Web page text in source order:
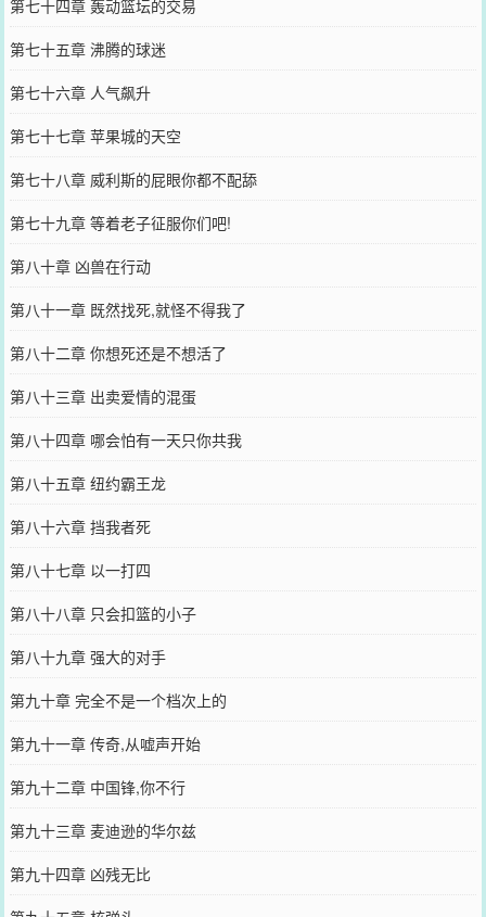
第七十四章 轰动篮坛的交易
第七十五章 沸腾的球迷
第七十六章 人气飙升
第七十七章 苹果城的天空
第七十八章 威利斯的屁眼你都不配舔
第七十九章 等着老子征服你们吧!
第八十章 凶兽在行动
第八十一章 既然找死,就怪不得我了
第八十二章 你想死还是不想活了
第八十三章 出卖爱情的混蛋
第八十四章 哪会怕有一天只你共我
第八十五章 纽约霸王龙
第八十六章 挡我者死
第八十七章 以一打四
第八十八章 只会扣篮的小子
第八十九章 强大的对手
第九十章 完全不是一个档次上的
第九十一章 传奇,从嘘声开始
第九十二章 中国锋,你不行
第九十三章 麦迪逊的华尔兹
第九十四章 凶残无比